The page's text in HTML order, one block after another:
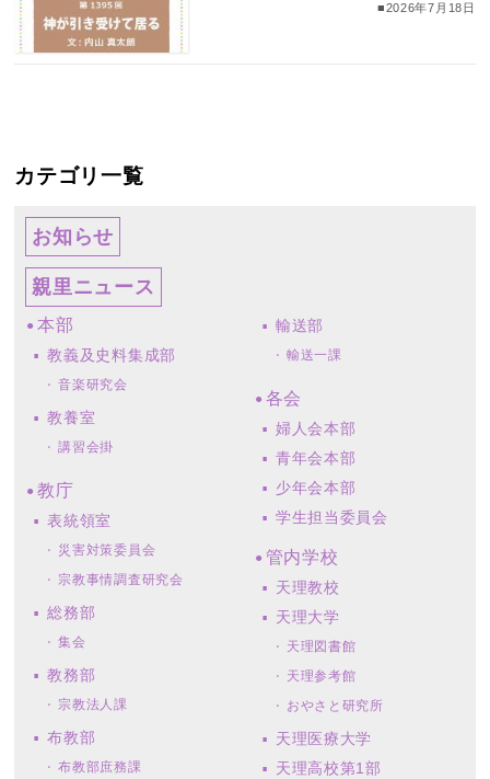
■2026年7月18日
カテゴリ一覧
お知らせ
親里ニュース
本部
教義及史料集成部
音楽研究会
教養室
講習会掛
教庁
表統領室
災害対策委員会
宗教事情調査研究会
総務部
集会
教務部
宗教法人課
布教部
布教部庶務課
輸送部
輸送一課
各会
婦人会本部
青年会本部
少年会本部
学生担当委員会
管内学校
天理教校
天理大学
天理図書館
天理参考館
おやさと研究所
天理医療大学
天理高校第1部